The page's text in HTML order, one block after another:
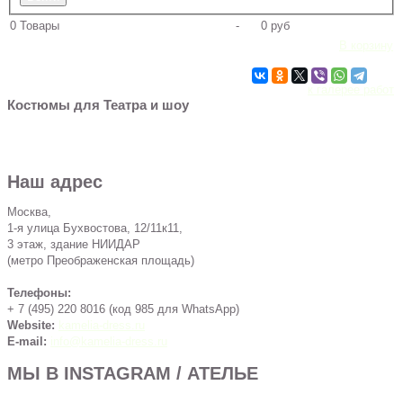
0 Товары -
0 руб
Костюмы для Театра и шоу
Наш адрес
Москва,
1-я улица Бухвостова, 12/11к11,
3 этаж, здание НИИДАР
(метро Преображенская площадь)
Телефоны:
+ 7 (495) 220 8016 (код 985 для WhatsApp)
Website:
E-mail:
МЫ В INSTAGRAM / АТЕЛЬЕ